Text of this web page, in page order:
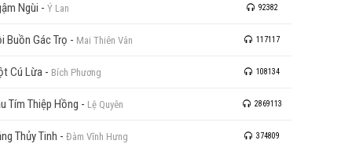
Ngùi - Ý Lan 92382
Buồn Gác Trọ - Mai Thiên Vân 117117
Cú Lừa - Bích Phương 108134
Tím Thiệp Hồng - Lệ Quyên 2869113
Thủy Tinh - Đàm Vĩnh Hưng 374809